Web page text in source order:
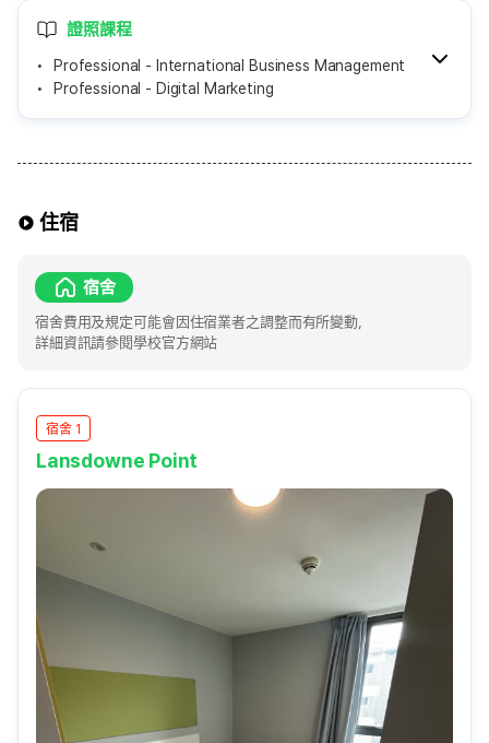
證照課程
Professional - International Business Management
Professional - Digital Marketing
住宿
宿舍
宿舍費用及規定可能會因住宿業者之調整而有所變動，
詳細資訊請參閱學校官方網站
宿舍 1
Lansdowne Point